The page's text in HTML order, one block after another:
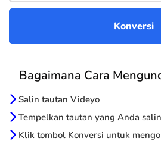
Bagaimana Cara
Salin tautan Videyo
Tempelkan tautan yang Anda
Klik tombol Konversi untuk